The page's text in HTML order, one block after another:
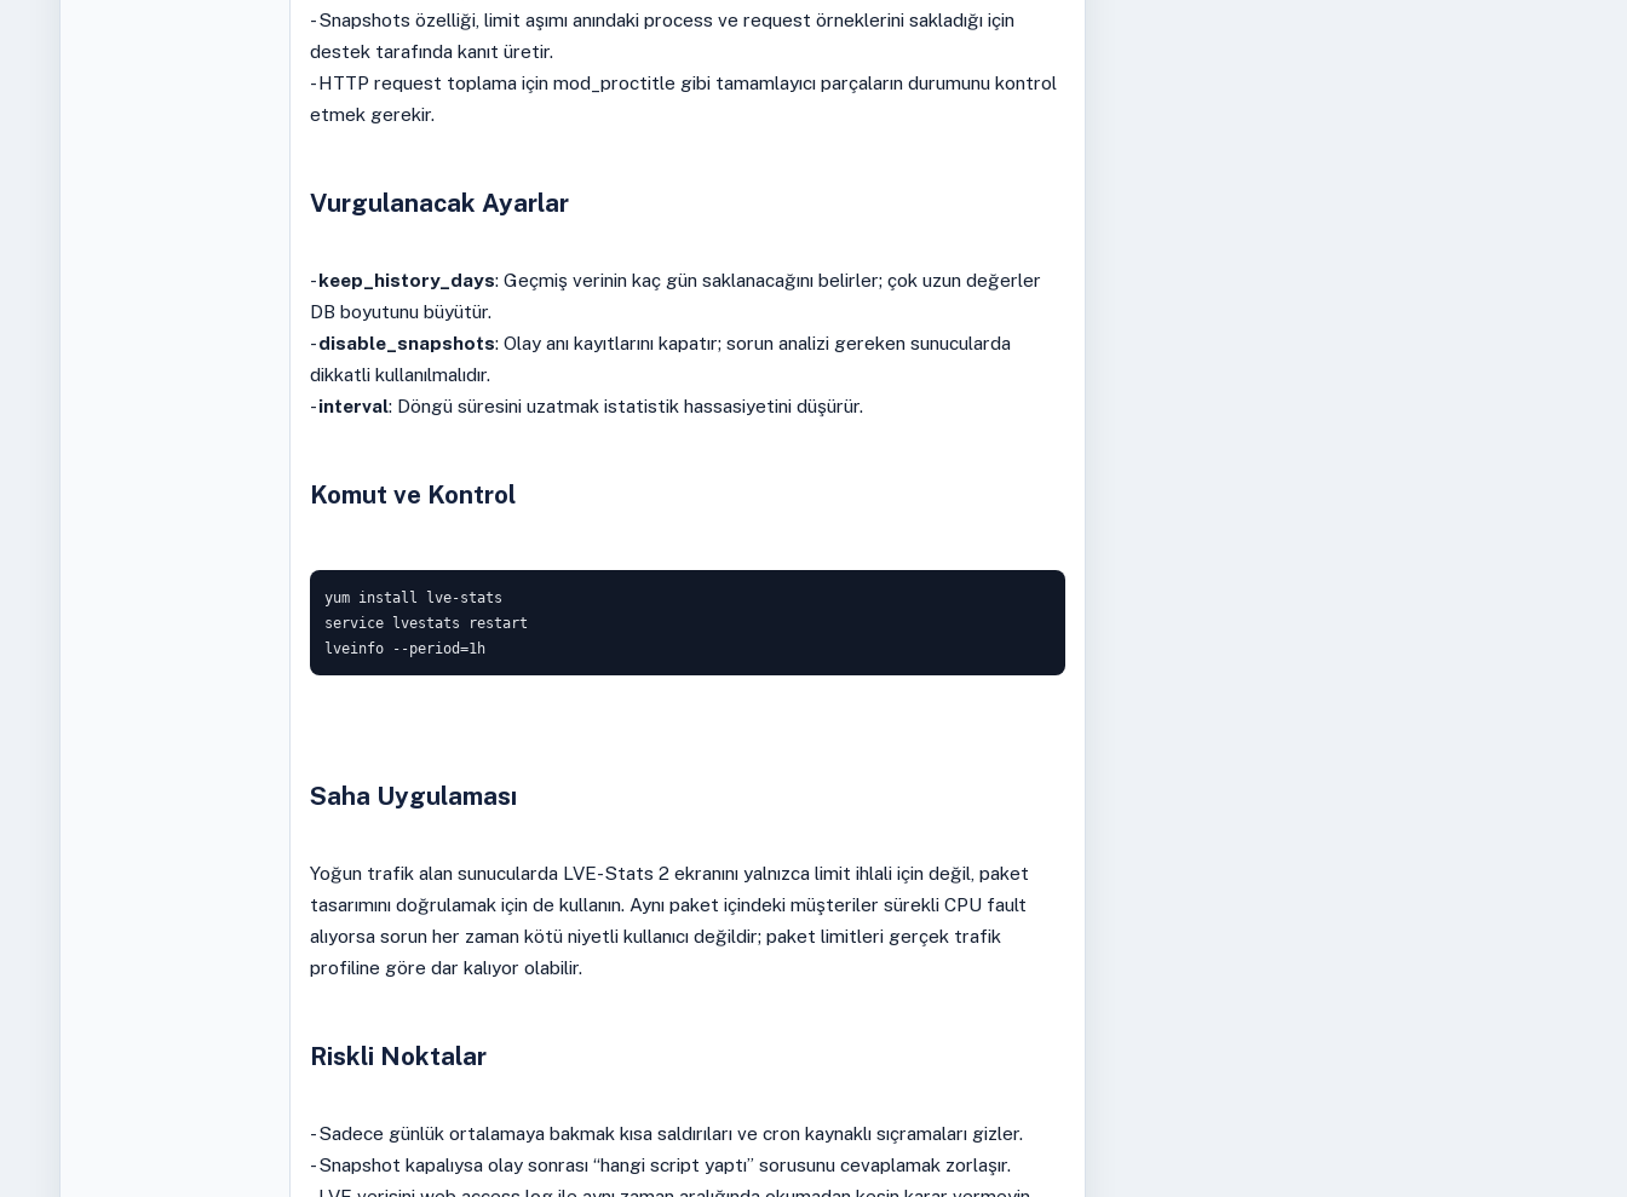
- Snapshots özelliği, limit aşımı anındaki process ve request örneklerini sakladığı için
destek tarafında kanıt üretir.
- HTTP request toplama için mod_proctitle gibi tamamlayıcı parçaların durumunu kontrol
etmek gerekir.
Vurgulanacak Ayarlar
-keep_history_days: Geçmiş verinin kaç gün saklanacağını belirler; çok uzun değerler
DB boyutunu büyütür.
-disable_snapshots: Olay anı kayıtlarını kapatır; sorun analizi gereken sunucularda
dikkatli kullanılmalıdır.
-interval: Döngü süresini uzatmak istatistik hassasiyetini düşürür.
Komut ve Kontrol
yum install lve-stats
service lvestats restart
lveinfo --period=1h
Saha Uygulaması
Yoğun trafik alan sunucularda LVE-Stats 2 ekranını yalnızca limit ihlali için değil, paket
tasarımını doğrulamak için de kullanın. Aynı paket içindeki müşteriler sürekli CPU fault
alıyorsa sorun her zaman kötü niyetli kullanıcı değildir; paket limitleri gerçek trafik
profiline göre dar kalıyor olabilir.
Riskli Noktalar
- Sadece günlük ortalamaya bakmak kısa saldırıları ve cron kaynaklı sıçramaları gizler.
- Snapshot kapalıysa olay sonrası “hangi script yaptı” sorusunu cevaplamak zorlaşır.